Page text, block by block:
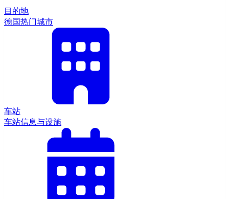
目的地
德国热门城市
车站
车站信息与设施